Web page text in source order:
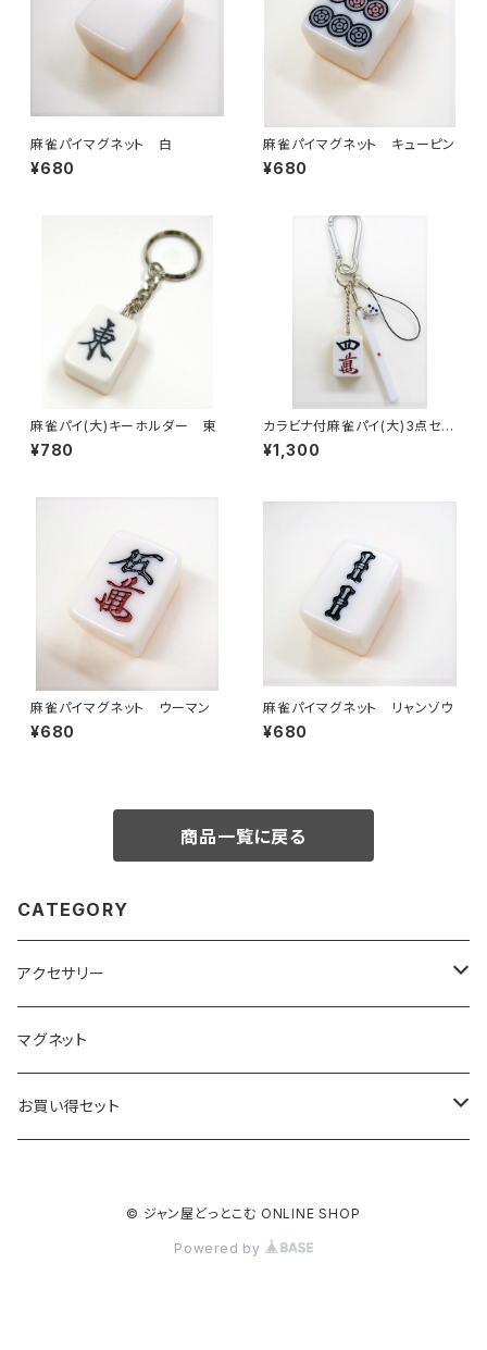
麻雀パイマグネット 白
¥680
麻雀パイマグネット キューピン
¥680
麻雀パイ(大)キーホルダー 東
¥780
カラビナ付麻雀パイ(大)3点セッ
ト 【スーマン】
¥1,300
麻雀パイマグネット ウーマン
¥680
麻雀パイマグネット リャンゾウ
¥680
商品一覧に戻る
CATEGORY
アクセサリー
キーホルダー
ベーシック
ストラップ
マグネット
お買い得セット
© ジャン屋どっとこむ ONLINE SHOP
Powered by